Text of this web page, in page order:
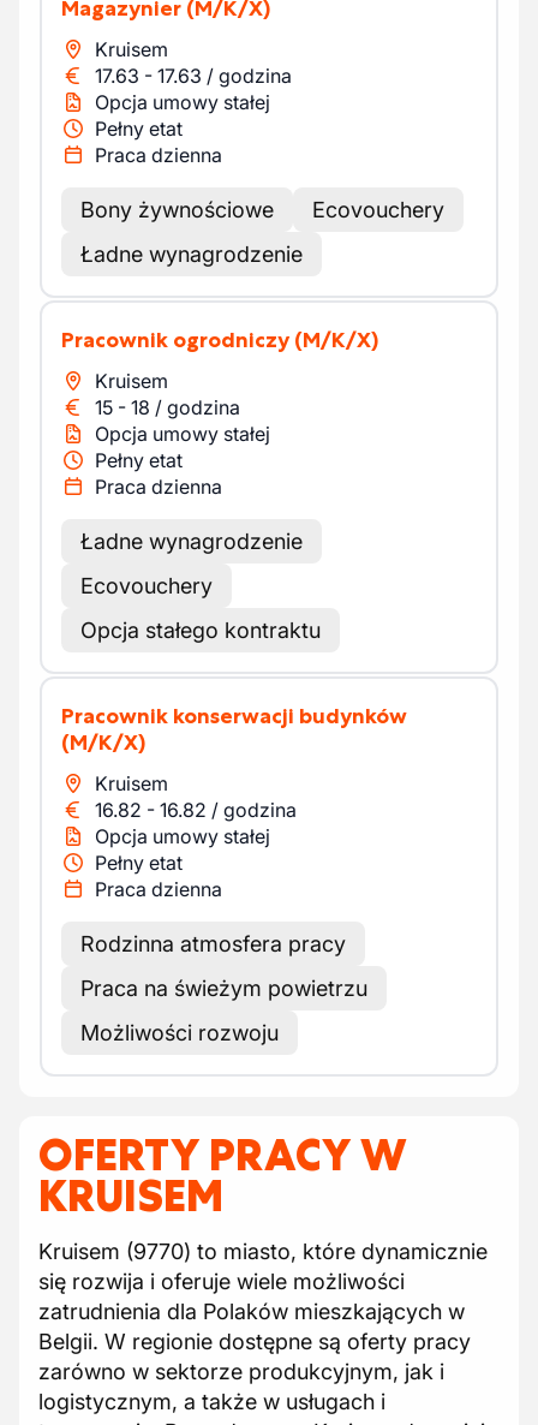
Magazynier (M/K/X)
Kruisem
17.63 - 17.63 / godzina
Opcja umowy stałej
Pełny etat
Praca dzienna
Bony żywnościowe
Ecovouchery
Ładne wynagrodzenie
Pracownik ogrodniczy (M/K/X)
Kruisem
15 - 18 / godzina
Opcja umowy stałej
Pełny etat
Praca dzienna
Ładne wynagrodzenie
Ecovouchery
Opcja stałego kontraktu
Pracownik konserwacji budynków
(M/K/X)
Kruisem
16.82 - 16.82 / godzina
Opcja umowy stałej
Pełny etat
Praca dzienna
Rodzinna atmosfera pracy
Praca na świeżym powietrzu
Możliwości rozwoju
OFERTY PRACY W
KRUISEM
Kruisem (9770) to miasto, które dynamicznie
się rozwija i oferuje wiele możliwości
zatrudnienia dla Polaków mieszkających w
Belgii. W regionie dostępne są oferty pracy
zarówno w sektorze produkcyjnym, jak i
logistycznym, a także w usługach i